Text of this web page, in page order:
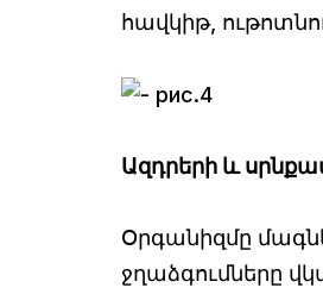
հավկիթ,
Ազդրերի և
Օրգանիզմը
ջղաձգումները